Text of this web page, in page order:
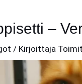
–
/ Kirjoittaja